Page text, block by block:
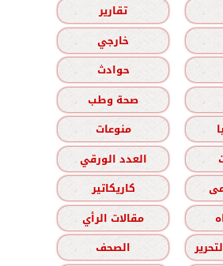
تقارير
خارجي
حوادث
صحة وطب
منوعات
العدد الورقي
كاريكاتير
مقالات الرأي
الصحف